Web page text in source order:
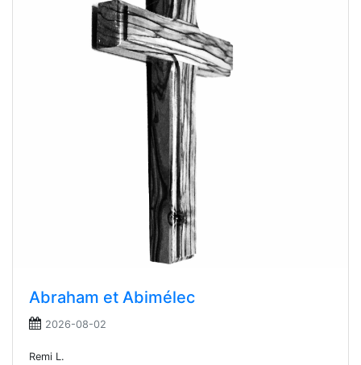
Abraham et Abimélec
2026-08-02
Remi L.